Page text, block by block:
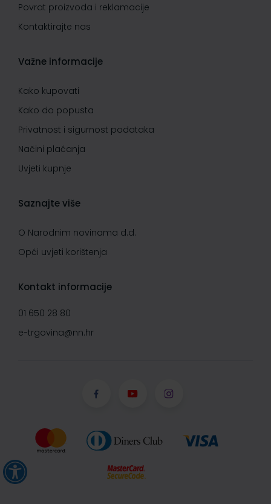
Povrat proizvoda i reklamacije
Kontaktirajte nas
Važne informacije
Kako kupovati
Kako do popusta
Privatnost i sigurnost podataka
Načini plaćanja
Uvjeti kupnje
Saznajte više
O Narodnim novinama d.d.
Opći uvjeti korištenja
Kontakt informacije
01 650 28 80
e-trgovina@nn.hr